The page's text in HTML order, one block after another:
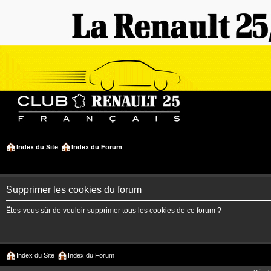
Index du Site Index du Forum
Supprimer les cookies du forum
Êtes-vous sûr de vouloir supprimer tous les cookies de ce forum ?
Index du Site Index du Forum